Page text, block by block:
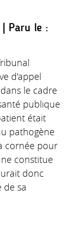
Paru le :
d'appel
le cadre
publique
était
pathogène
cornée pour
constitue
donc
de sa